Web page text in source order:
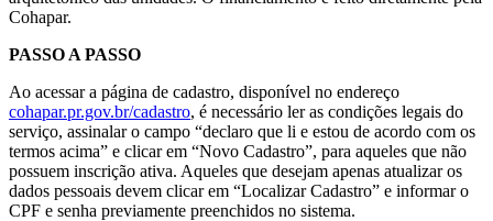
Cohapar.
PASSO A PASSO
Ao acessar a página de cadastro, disponível no endereço
cohapar.pr.gov.br/cadastro, é necessário ler as condições legais do
serviço, assinalar o campo “declaro que li e estou de acordo com os
termos acima” e clicar em “Novo Cadastro”, para aqueles que não
possuem inscrição ativa. Aqueles que desejam apenas atualizar os
dados pessoais devem clicar em “Localizar Cadastro” e informar o
CPF e senha previamente preenchidos no sistema.